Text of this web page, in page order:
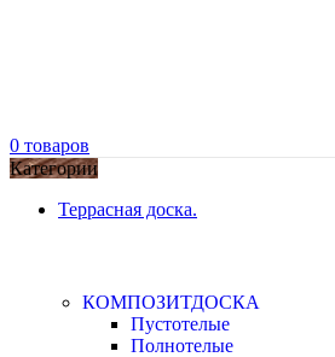
0 товаров
Категории
Террасная доска.
КОМПОЗИТДОСКА
Пустотелые
Полнотелые